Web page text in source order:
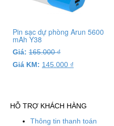
Pin sạc dự phòng Arun 5600
mAh Y38
Giá: 165.000₫
Giá KM: 145.000 ₫
HỖ TRỢ KHÁCH HÀNG
Thông tin thanh toán